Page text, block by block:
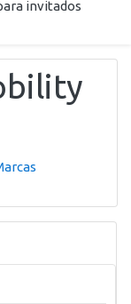
invitados